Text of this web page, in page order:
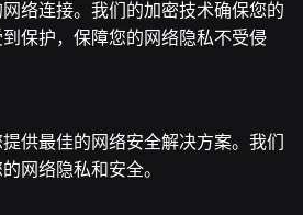
络连接。我们的加密技术确保您的
保护，保障您的网络隐私不受侵
供最佳的网络安全解决方案。我们
网络隐私和安全。